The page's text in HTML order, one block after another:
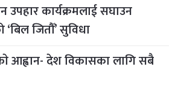
उपहार कार्यक्रमलाई सघाउन
जितौँ’ सुविधा
आह्वान- देश विकासका लागि सबै